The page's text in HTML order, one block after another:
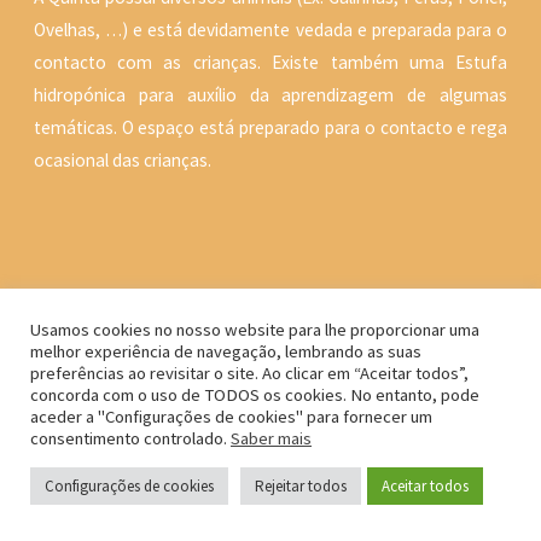
Ovelhas, …) e está devidamente vedada e preparada para o
contacto com as crianças. Existe também uma Estufa
hidropónica para auxílio da aprendizagem de algumas
temáticas. O espaço está preparado para o contacto e rega
ocasional das crianças.
Powered byKahuna&WordPress.
Copyright © Colégio Quinta do Mar | Todos os direitos reservados.
Usamos cookies no nosso website para lhe proporcionar uma
melhor experiência de navegação, lembrando as suas
preferências ao revisitar o site. Ao clicar em “Aceitar todos”,
concorda com o uso de TODOS os cookies. No entanto, pode
aceder a "Configurações de cookies" para fornecer um
consentimento controlado. Saber mais
Configurações de cookies Rejeitar todos Aceitar todos